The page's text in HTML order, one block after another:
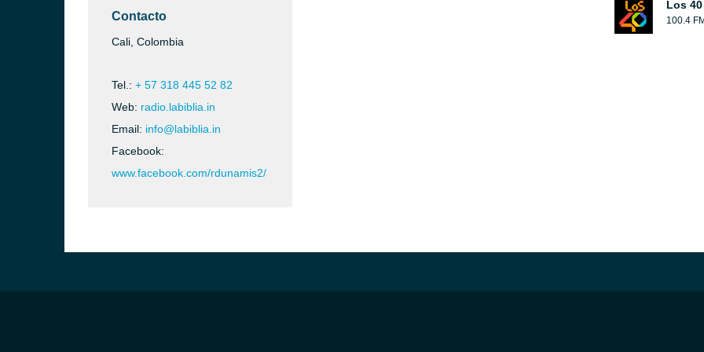
Contacto
Cali, Colombia
Tel.: + 57 318 445 52 82
Web: radio.labiblia.in
Email: info@labiblia.in
Facebook:
www.facebook.com/rdunamis2/
Los
100.4 FM